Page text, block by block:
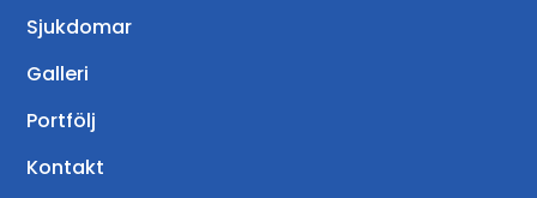
Sjukdomar
Galleri
Portfölj
Kontakt